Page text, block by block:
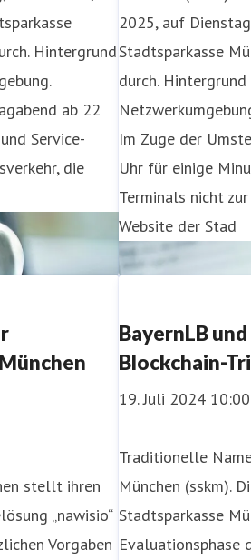
Hintergrund
ab 22
Service-
die
2025, auf
Stadtsparkasse
durch.
Im Zuge der
Uhr für einige
Terminals nicht
Website der Stad
stellt ihren
„nawisio“
Vorgaben
BayernLB
Blockchain-
19. Juli 2024 10:00
Traditionelle
München (sskm).
Stadtsparkasse
Evaluationsphase